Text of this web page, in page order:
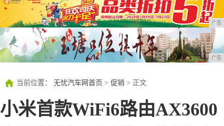
广告
广告
当前位置： 无忧汽车网首页 > 促销 > 正文
小米首款WiFi6路由AX3600